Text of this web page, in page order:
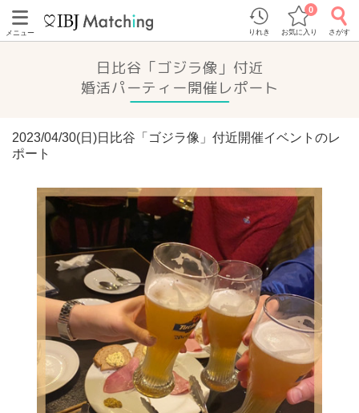
メニュー りれき お気に入り
0
さがす
日比谷「ゴジラ像」付近
婚活パーティー開催レポート
2023/04/30(日)日比谷「ゴジラ像」付近開催イベントのレ
ポート